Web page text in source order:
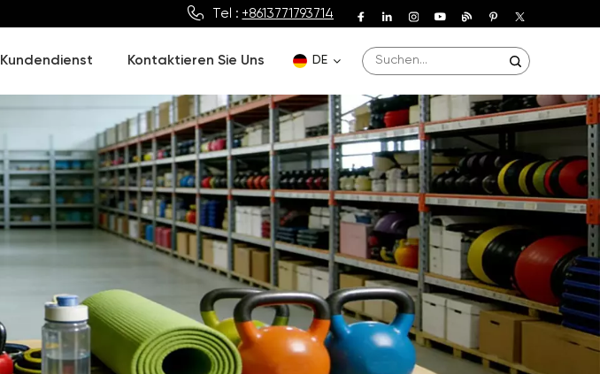
Tel : +8613771793714
Kundendienst Kontaktieren Sie Uns DE
English
Deutsch
Español
Français
Português